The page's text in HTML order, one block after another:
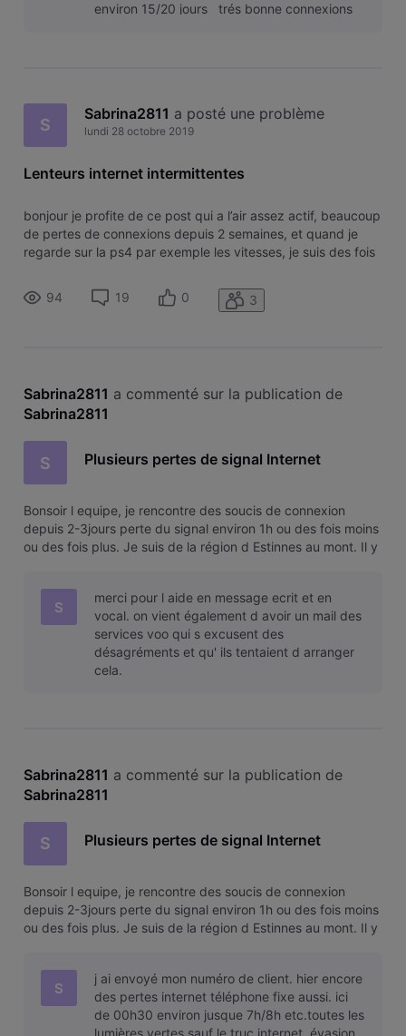
environ 15/20 jours trés bonne connexions
S
Sabrina2811 a posté une problème
lundi 28 octobre 2019
Lenteurs internet intermittentes
bonjour je profite de ce post qui a l’air assez actif, beaucoup
de pertes de connexions depuis 2 semaines, et quand je
regarde sur la ps4 par exemple les vitesses, je suis des fois
malgré que j’ai un contrat assez haut niveau budget.
quelque
94 19 0 3
Sabrina2811 a commenté sur la publication de
Sabrina2811
S Plusieurs pertes de signal Internet
Bonsoir l equipe, je rencontre des soucis de connexion
depuis 2-3jours perte du signal environ 1h ou des fois moins
ou des fois plus. Je suis de la région d Estinnes au mont. Il y
S
merci pour l aide en message ecrit et en
vocal. on vient également d avoir un mail des
services voo qui s excusent des
désagréments et qu' ils tentaient d arranger
cela.
Sabrina2811 a commenté sur la publication de
Sabrina2811
S Plusieurs pertes de signal Internet
Bonsoir l equipe, je rencontre des soucis de connexion
depuis 2-3jours perte du signal environ 1h ou des fois moins
ou des fois plus. Je suis de la région d Estinnes au mont. Il y
S
j ai envoyé mon numéro de client. hier encore
des pertes internet téléphone fixe aussi. ici
de 00h30 environ jusque 7h/8h etc.toutes les